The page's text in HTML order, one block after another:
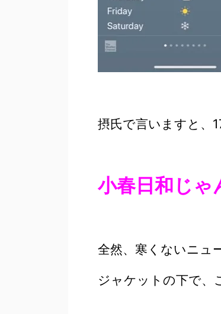
摂氏で言いますと、
小春日和じ
全然、寒くないニュ
ジャケットの下で、